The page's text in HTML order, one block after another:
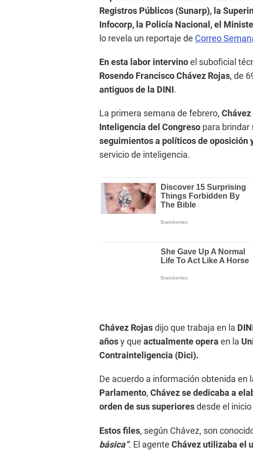
Registros Públicos (Sunarp), la
Infocorp, la Policía Nacional, el
lo revela un reportaje de Correo
En esta labor intervinoel suboficial
Rosendo Francisco Chávez Rojas, de
antiguos de la DINI.
La primera semana de febrero,
Inteligencia del Congreso para brindar
seguimientos a políticos de oposición
servicio de inteligencia.
Chávez Rojasdijo que trabaja en la
añosy que actualmente opera en la
Contrainteligencia (Dici).
De acuerdo a información obtenida en
Parlamento, Chávez se dedicaba a
orden de sus superioresdesde el
Estos files, según Chávez, son
básica”. El agente Chávez utilizaba el